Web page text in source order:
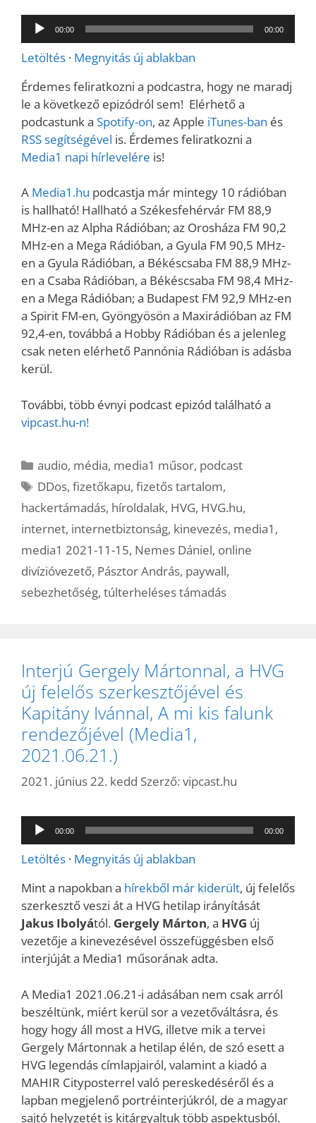
Audió
lejátszó
00:00 00:00
Letöltés · Megnyitás új ablakban
Érdemes feliratkozni a podcastra, hogy ne maradj
le a következő epizódról sem! Elérhető a
podcastunk a Spotify-on, az Apple iTunes-ban és
RSS segítségével is. Érdemes feliratkozni a
Media1 napi hírlevelére is!
A Media1.hu podcastja már mintegy 10 rádióban
is hallható! Hallható a Székesfehérvár FM 88,9
MHz-en az Alpha Rádióban; az Orosháza FM 90,2
MHz-en a Mega Rádióban, a Gyula FM 90,5 MHz-
en a Gyula Rádióban, a Békéscsaba FM 88,9 MHz-
en a Csaba Rádióban, a Békéscsaba FM 98,4 MHz-
en a Mega Rádióban; a Budapest FM 92,9 MHz-en
a Spirit FM-en, Gyöngyösön a Maxirádióban az FM
92,4-en, továbbá a Hobby Rádióban és a jelenleg
csak neten elérhető Pannónia Rádióban is adásba
kerül.
További, több évnyi podcast epizód található a
vipcast.hu-n!
Kategória
audio, média, media1 műsor, podcast
Címkék
DDos,fizetőkapu,fizetős tartalom,
hackertámadás, híroldalak, HVG, HVG.hu,
internet, internetbiztonság, kinevezés, media1 ,
media1 2021-11-15, Nemes Dániel, online
divízióvezető, Pásztor András, paywall,
sebezhetőség, túlterheléses támadás
Interjú Gergely Mártonnal, a HVG
új felelős szerkesztőjével és
Kapitány Ivánnal, A mi kis falunk
rendezőjével (Media1,
2021.06.21.)
2021. június 22. kedd Szerző: vipcast.hu
Audió
lejátszó
00:00 00:00
Letöltés · Megnyitás új ablakban
Mint a napokban a hírekből már kiderült, új felelős
szerkesztő veszi át a HVG hetilap irányítását
Jakus Ibolyától. Gergely Márton, a HVG új
vezetője a kinevezésével összefüggésben első
interjúját a Media1 műsorának adta.
A Media1 2021.06.21-i adásában nem csak arról
beszéltünk, miért kerül sor a vezetőváltásra, és
hogy hogy áll most a HVG, illetve mik a tervei
Gergely Mártonnak a hetilap élén, de szó esett a
HVG legendás címlapjairól, valamint a kiadó a
MAHIR Cityposterrel való pereskedéséről és a
lapban megjelenő portréinterjúkról, de a magyar
sajtó helyzetét is kitárgyaltuk több aspektusból.